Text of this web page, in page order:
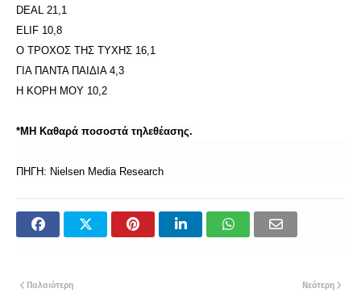
DEAL 21,1
ELIF 10,8
Ο ΤΡΟΧΟΣ ΤΗΣ ΤΥΧΗΣ 16,1
ΓΙΑ ΠΑΝΤΑ ΠΑΙΔΙΑ 4,3
Η ΚΟΡΗ ΜΟΥ 10,2
*ΜΗ Καθαρά ποσοστά τηλεθέασης.
ΠΗΓΗ: Nielsen Media Research
Νεότερη
Παλαιότερη